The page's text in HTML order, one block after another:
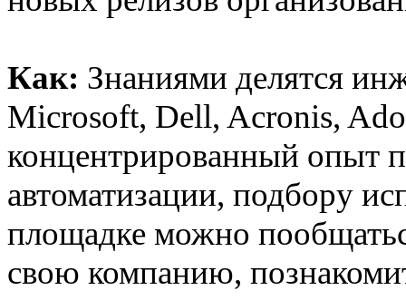
Как: Знаниями делятся
Microsoft, Dell, Acronis,
концентрированный опыт
автоматизации, подбору
площадке можно
свою компанию,